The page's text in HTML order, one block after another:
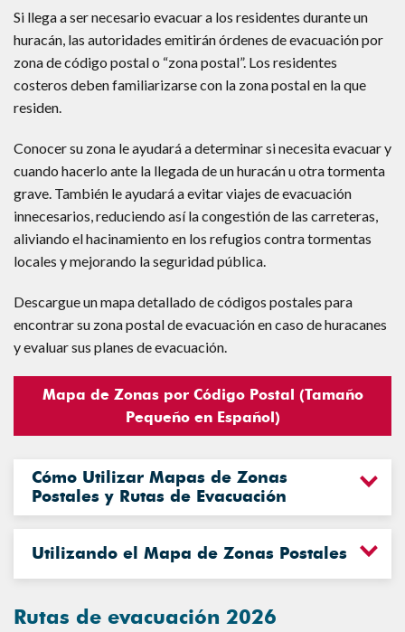
Si llega a ser necesario evacuar a los residentes durante un
huracán, las autoridades emitirán órdenes de evacuación por
zona de código postal o “zona postal”. Los residentes
costeros deben familiarizarse con la zona postal en la que
residen.
Conocer su zona le ayudará a determinar si necesita evacuar y
cuando hacerlo ante la llegada de un huracán u otra tormenta
grave. También le ayudará a evitar viajes de evacuación
innecesarios, reduciendo así la congestión de las carreteras,
aliviando el hacinamiento en los refugios contra tormentas
locales y mejorando la seguridad pública.
Descargue un mapa detallado de códigos postales para
encontrar su zona postal de evacuación en caso de huracanes
y evaluar sus planes de evacuación.
Mapa de Zonas por Código Postal (Tamaño
Pequeño en Español)
Cómo Utilizar Mapas de Zonas
Postales y Rutas de Evacuación
Utilizando el Mapa de Zonas Postales
Rutas de evacuación 2026